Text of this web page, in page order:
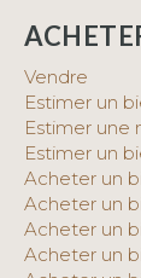
Vendre
Estimer un
Estimer une
Estimer un
Acheter un
Acheter un
Acheter un
Acheter un